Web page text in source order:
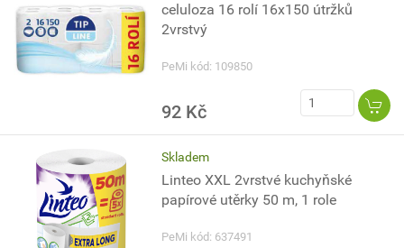
celuloza 16 rolí 16x150 útržků
2vrstvý
PeMi kód: 109850
92 Kč
Skladem
Linteo XXL 2vrstvé kuchyňské
papírové utěrky 50 m, 1 role
PeMi kód: 637491